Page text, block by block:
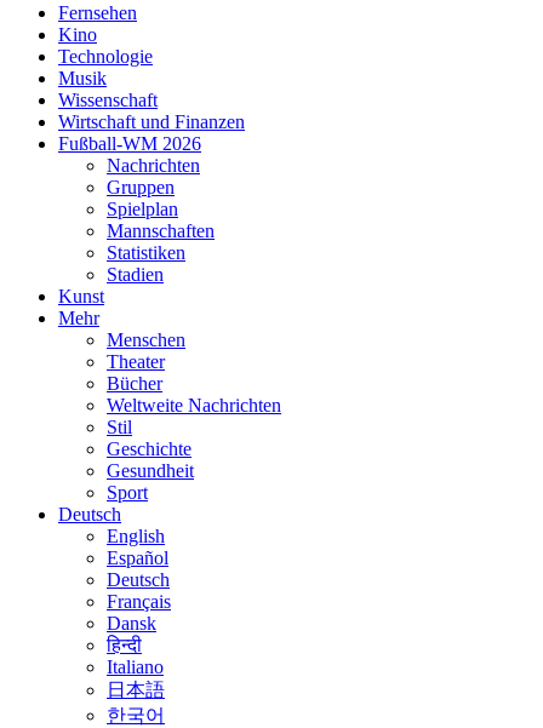
Fernsehen
Kino
Technologie
Musik
Wissenschaft
Wirtschaft und Finanzen
Fußball-WM 2026
Nachrichten
Gruppen
Spielplan
Mannschaften
Statistiken
Stadien
Kunst
Mehr
Menschen
Theater
Bücher
Weltweite Nachrichten
Stil
Geschichte
Gesundheit
Sport
Deutsch
English
Español
Deutsch
Français
Dansk
हिन्दी
Italiano
日本語
한국어